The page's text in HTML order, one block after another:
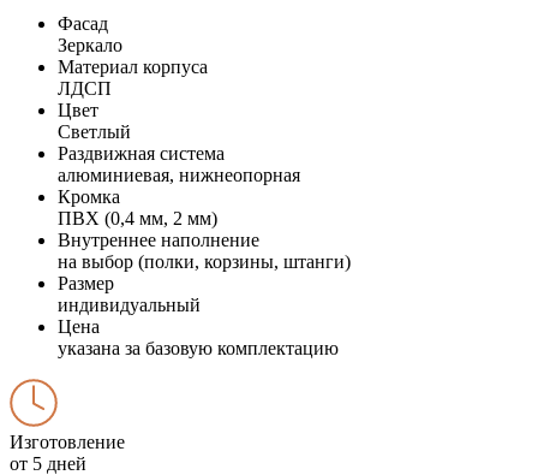
Фасад
Зеркало
Материал корпуса
ЛДСП
Цвет
Светлый
Раздвижная система
алюминиевая, нижнеопорная
Кромка
ПВХ (0,4 мм, 2 мм)
Внутреннее наполнение
на выбор (полки, корзины, штанги)
Размер
индивидуальный
Цена
указана за базовую комплектацию
Изготовление
от 5 дней